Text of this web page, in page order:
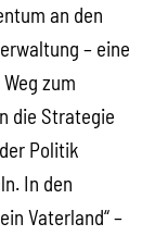
an den
– eine
zum
die Strategie
Politik
In den
Vaterland“ –